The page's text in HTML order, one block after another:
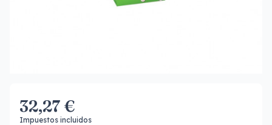
32,27 €
Impuestos incluidos